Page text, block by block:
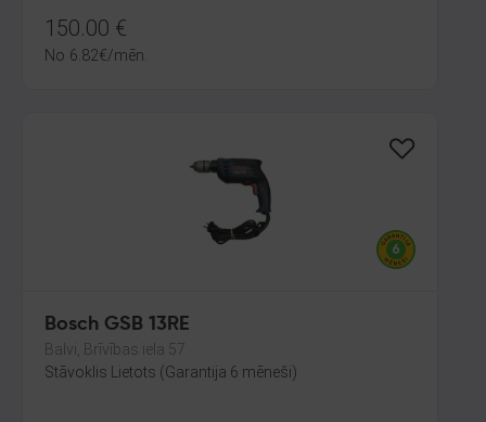
150.00 €
No 6.82€/mēn.
Bosch GSB 13RE
Balvi, Brīvības iela 57
Stāvoklis Lietots (Garantija 6 mēneši)